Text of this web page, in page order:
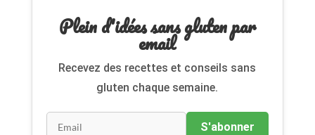
Plein d'idées sans gluten par
email
Recevez des recettes et conseils sans
gluten chaque semaine.
S'abonner